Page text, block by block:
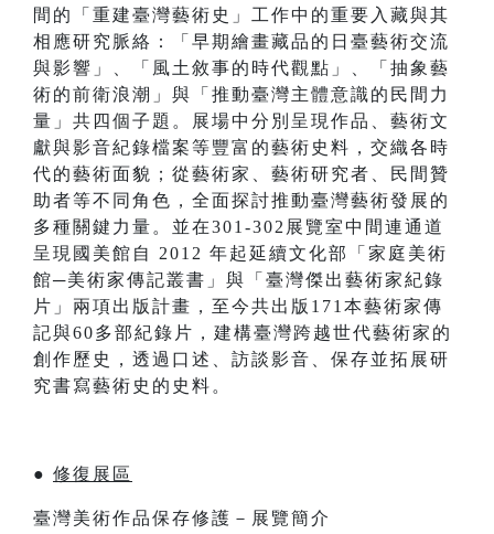
間的「重建臺灣藝術史」工作中的重要入藏與其
相應研究脈絡：「早期繪畫藏品的日臺藝術交流
與影響」、「風土敘事的時代觀點」、「抽象藝
術的前衛浪潮」與「推動臺灣主體意識的民間力
量」共四個子題。展場中分別呈現作品、藝術文
獻與影音紀錄檔案等豐富的藝術史料，交織各時
代的藝術面貌；從藝術家、藝術研究者、民間贊
助者等不同角色，全面探討推動臺灣藝術發展的
多種關鍵力量。並在301-302展覽室中間連通道
呈現國美館自 2012 年起延續文化部「家庭美術
館─美術家傳記叢書」與「臺灣傑出藝術家紀錄
片」兩項出版計畫，至今共出版171本藝術家傳
記與60多部紀錄片，建構臺灣跨越世代藝術家的
創作歷史，透過口述、訪談影音、保存並拓展研
究書寫藝術史的史料。
● 修復展區
臺灣美術作品保存修護－展覽簡介